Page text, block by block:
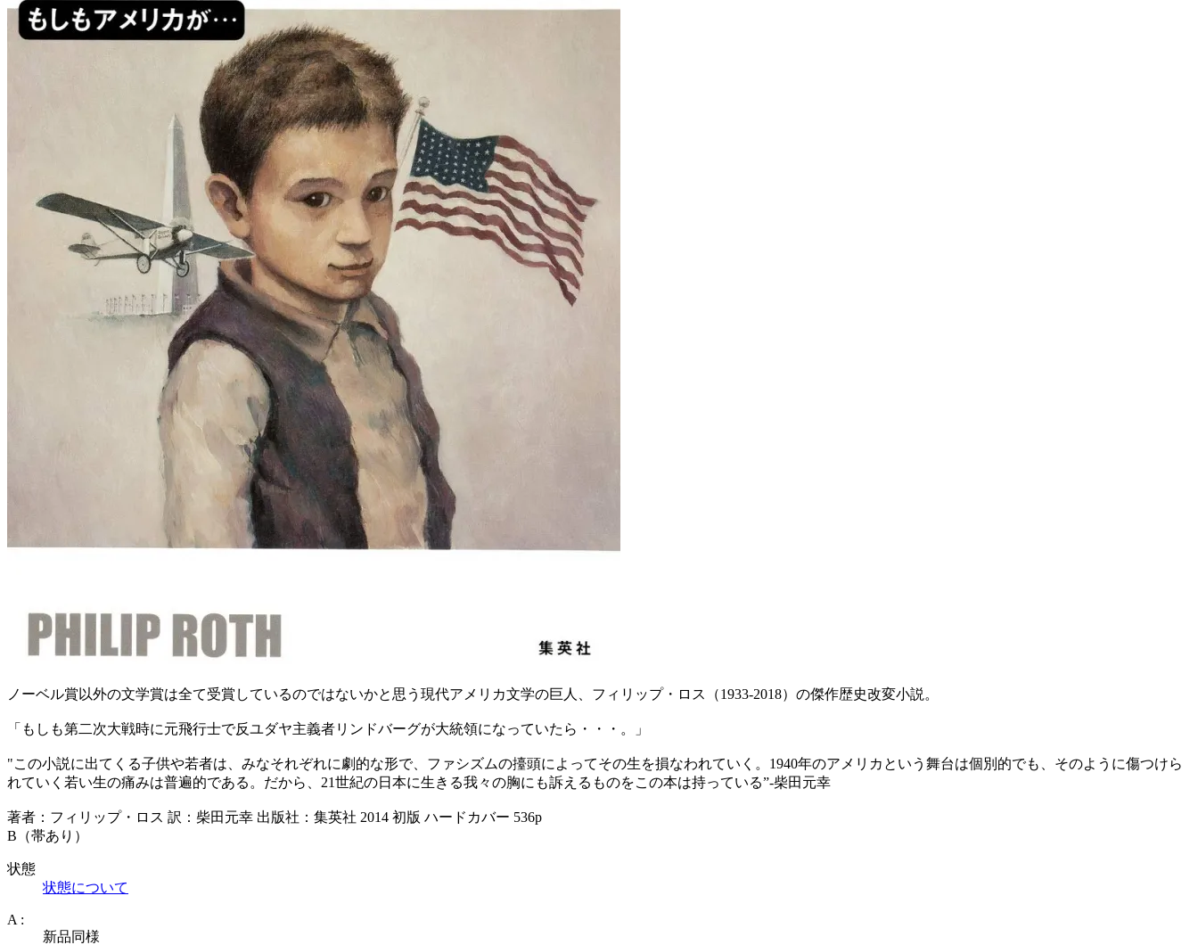
ノーベル賞以外の文学賞は全て受賞しているのではないかと思う現代アメリカ文学の巨人、フィリップ・ロス（1933-2018）の傑作歴史改変小説。
「もしも第二次大戦時に元飛行士で反ユダヤ主義者リンドバーグが大統領になっていたら・・・。」
"この小説に出てくる子供や若者は、みなそれぞれに劇的な形で、ファシズムの擡頭によってその生を損なわれていく。1940年のアメリカという舞台は個別的でも、そのように傷つけら
れていく若い生の痛みは普遍的である。だから、21世紀の日本に生きる我々の胸にも訴えるものをこの本は持っている”-柴田元幸
著者：フィリップ・ロス 訳：柴田元幸 出版社：集英社 2014 初版 ハードカバー 536p
B（帯あり）
状態
状態について
A :
新品同様